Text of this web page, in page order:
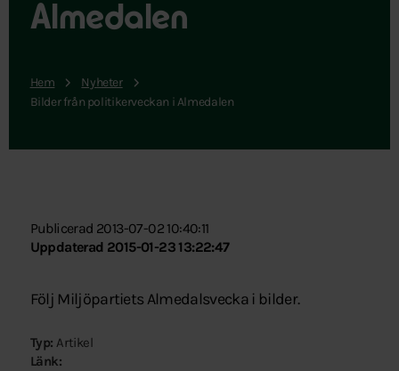
Almedalen
Hem
Nyheter
Bilder från politikerveckan i Almedalen
Publicerad 2013-07-02 10:40:11
Uppdaterad 2015-01-23 13:22:47
Följ Miljöpartiets Almedalsvecka i bilder.
Typ: Artikel
Länk: